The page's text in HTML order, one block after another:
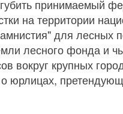
принимаемый
на территории
для лесных
лесного фонда и
вокруг крупных
юрлицах,